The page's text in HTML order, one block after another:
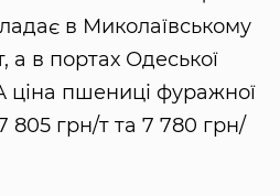
в Миколаївському
а в портах Одеської
ціна пшениці фуражної
805 грн/т та 7 780 грн/